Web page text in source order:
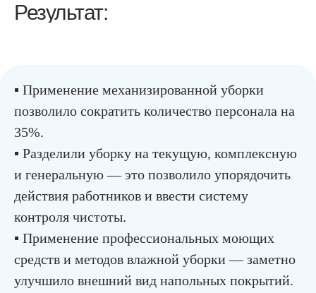
Результат:
▪︎ Применение механизированной уборки
позволило сократить количество персонала на
35%.
▪︎ Разделили уборку на текущую, комплексную
и генеральную — это позволило упорядочить
действия работников и ввести систему
контроля чистоты.
▪︎ Применение профессиональных моющих
средств и методов влажной уборки — заметно
улучшило внешний вид напольных покрытий.